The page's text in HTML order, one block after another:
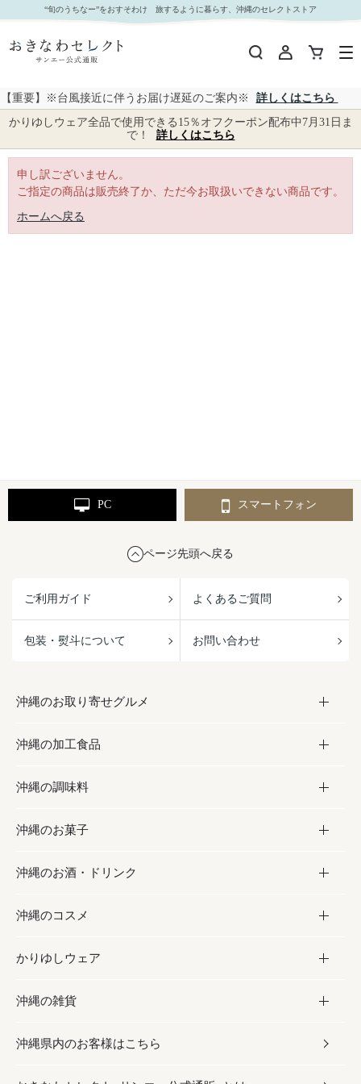
｜おきなわセレクト サンエー公式通販
“旬のうちなー”をおすそわけ 旅するように暮らす、沖縄のセレクトストア
【重要】※台風接近に伴うお届け遅延のご案内※
詳しくはこちら
かりゆしウェア全品で使用できる15％オフクーポン配布中7月31日ま
で！
詳しくはこちら
申し訳ございません。
ご指定の商品は販売終了か、ただ今お取扱いできない商品です。
ホームへ戻る
PC スマートフォン
ページ先頭へ戻る
ご利用ガイド よくあるご質問
包装・熨斗について お問い合わせ
沖縄のお取り寄せグルメ
お取り寄せグルメ
フルーツ・野菜
お肉
海産物
沖縄の加工食品
加工食品
缶詰／パウチ
沖縄料理
沖縄そば／乾麺
レトルト食品
乾物／粉類
沖縄の調味料
調味料
砂糖／黒砂糖
塩
お酢／ドレッシング
しょうゆ
みそ
沖縄のお菓子
お菓子
黒糖
ちんすこう
伝統菓子
スナック
沖縄のお酒・ドリンク
お酒・ドリンク
泡盛
ビール・チューハイ
ワイン・ウィスキー・カクテル
沖縄のコスメ
コスメ
スキンケア
ボディケア
かりゆしウェア
かりゆしウェア
メンズ
沖縄の雑貨
雑貨
沖縄県内のお客様はこちら